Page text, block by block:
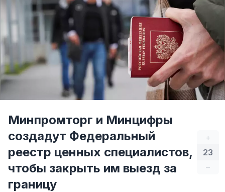
+
23
–
Минпромторг и Минцифры
создадут Федеральный
реестр ценных специалистов,
чтобы закрыть им выезд за
границу